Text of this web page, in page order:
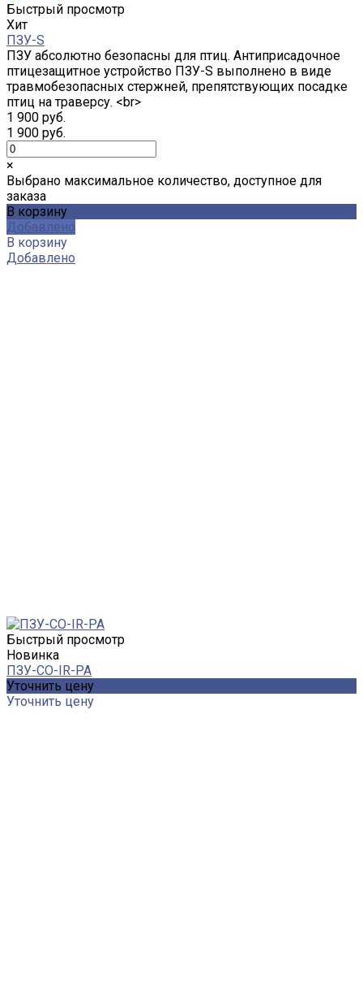
Быстрый просмотр
Хит
ПЗУ-S
ПЗУ абсолютно безопасны для птиц. Антиприсадочное
птицезащитное устройство ПЗУ-S выполнено в виде
травмобезопасных стержней, препятствующих посадке
птиц на траверсу. <br>
1 900 руб.
1 900 руб.
×
Выбрано максимальное количество, доступное для
заказа
В корзину
Добавлено
В корзину
Добавлено
Быстрый просмотр
Новинка
ПЗУ-CO-IR-PA
Уточнить цену
Уточнить цену